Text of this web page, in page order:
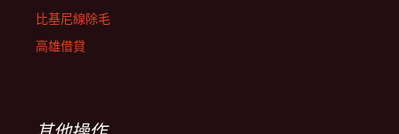
比基尼線除毛
高雄借貸